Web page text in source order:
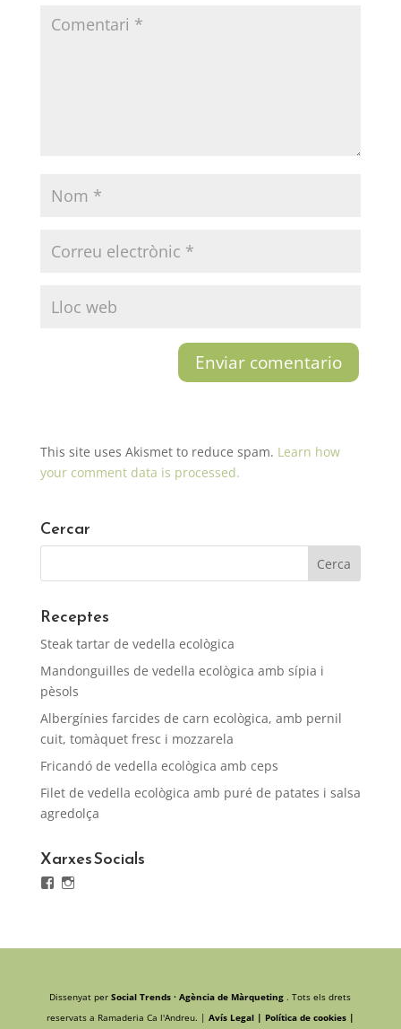
This site uses Akismet to reduce spam. Learn how
your comment data is processed.
Cercar
Receptes
Steak tartar de vedella ecològica
Mandonguilles de vedella ecològica amb sípia i
pèsols
Albergínies farcides de carn ecològica, amb pernil
cuit, tomàquet fresc i mozzarela
Fricandó de vedella ecològica amb ceps
Filet de vedella ecològica amb puré de patates i salsa
agredolça
Xarxes Socials
Facebook
Instagram
Dissenyat perSocial Trends · Agència de Màrqueting . Tots els drets
reservats a Ramaderia Ca l'Andreu. | Avís Legal | Política de cookies |